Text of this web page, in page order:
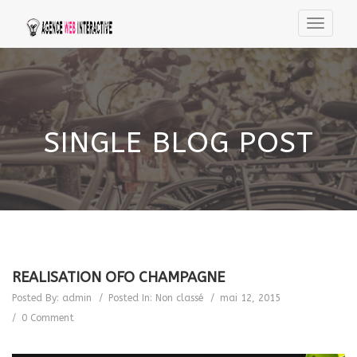
SINGLE BLOG POST
REALISATION OFO CHAMPAGNE
Posted By: admin Posted In: Non classé
mai 12, 2015
0 Comment